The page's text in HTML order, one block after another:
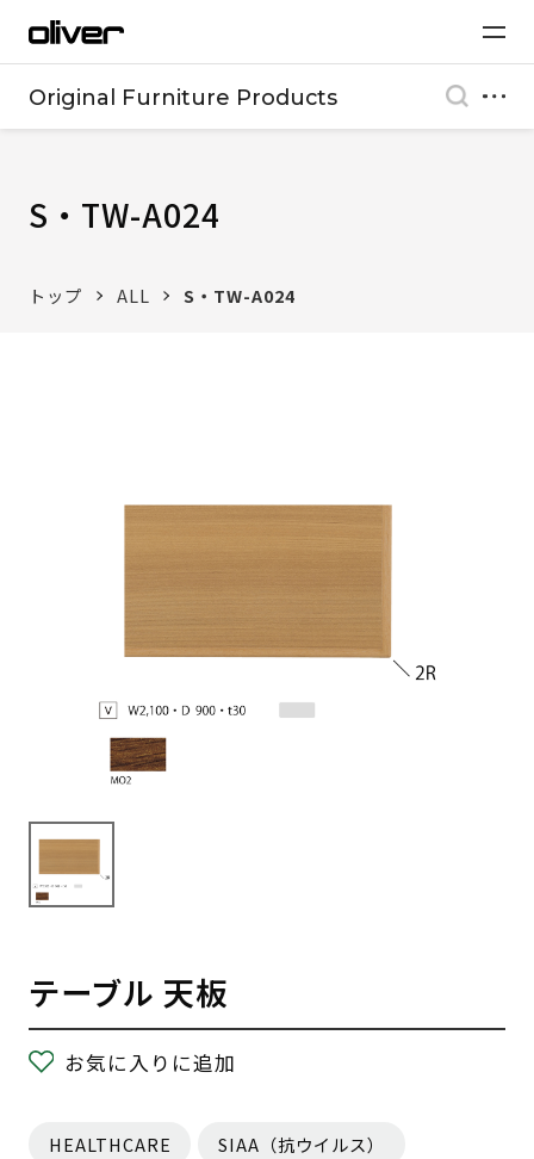
Original Furniture Products
S・TW-A024
トップ ALL S・TW-A024
テーブル 天板
お気に入りに追加
HEALTHCARE SIAA（抗ウイルス）